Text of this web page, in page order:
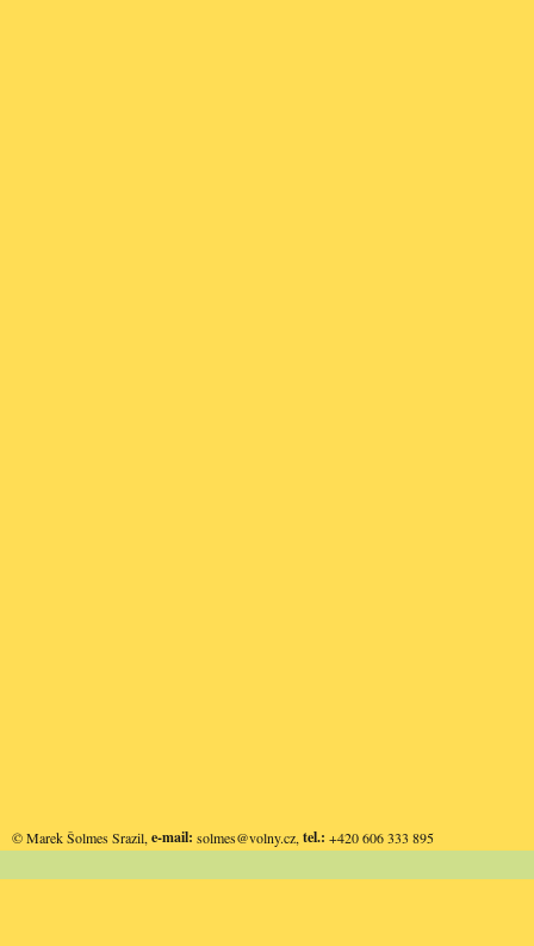
© Marek Šolmes Srazil, e-mail: solmes@volny.cz, tel.: +420 606 333 895